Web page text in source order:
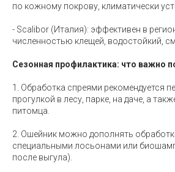
по кожному покрову, климатически
- Scalibor (Италия): эффективен в
численностью клещей, водостойкий,
Сезонная профилактика: что важно
1. Обработка спреями рекомендуется
прогулкой в лесу, парке, на даче, а
питомца.
2. Ошейник можно дополнять
специальными лосьонами или
после выгула).